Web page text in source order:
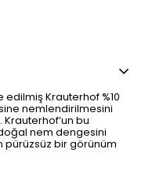
Krauterhof %10
nemlendirilmesini
bu
nem dengesini
pürüzsüz bir görünüm